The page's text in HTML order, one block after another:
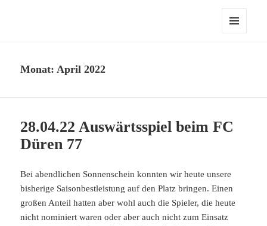
Monat:April 2022
28.04.22 Auswärtsspiel beim FC
Düren 77
Bei abendlichen Sonnenschein konnten wir heute unsere
bisherige Saisonbestleistung auf den Platz bringen. Einen
großen Anteil hatten aber wohl auch die Spieler, die heute
nicht nominiert waren oder aber auch nicht zum Einsatz